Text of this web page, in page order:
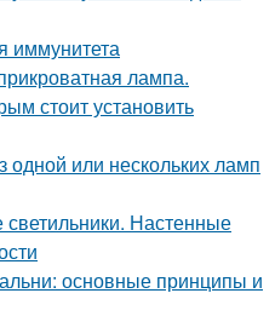
иммунитета
лампа.
стоит установить
одной или нескольких ламп
Настенные
основные принципы и